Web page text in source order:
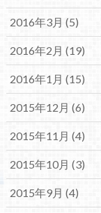
2016年3月 (5)
2016年2月 (19)
2016年1月 (15)
2015年12月 (6)
2015年11月 (4)
2015年10月 (3)
2015年9月 (4)